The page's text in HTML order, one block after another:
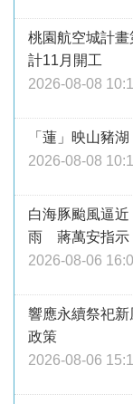
桃園航空城計
計11月開工
2026-08-08
「蓮」映山豬
2026-08-08
白海豚颱風逼
雨 蔣萬安指示
2026-08-06
響應永續祭祀
政策
2026-08-06